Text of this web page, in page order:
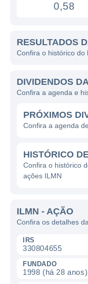
0,58
RESULTADOS
Confira o histórico do
DIVIDENDOS
Confira a agenda e
PRÓXIMOS
Confira a agenda
HISTÓRICO
Confira o histórico
ações ILMN
ILMN - AÇÃO
Confira os detalhes
IRS
330804655
FUNDADO
1998 (há 28 anos)